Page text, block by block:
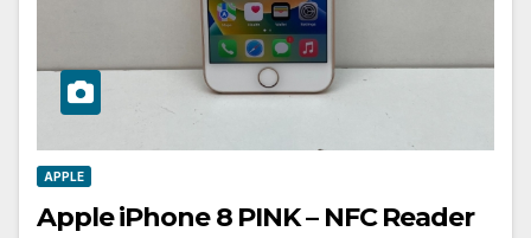
APPLE
Apple iPhone 8 PINK – NFC Reader